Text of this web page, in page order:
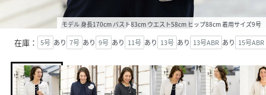
モデル 身長170cm バスト83cm ウエスト58cm ヒップ88cm 着用サイズ9号
在庫： 5号 あり 7号 あり 9号 あり 11号 あり 13号 あり 13号ABR あり 15号ABR